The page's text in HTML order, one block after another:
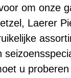
om onze
Laerer
u proberen